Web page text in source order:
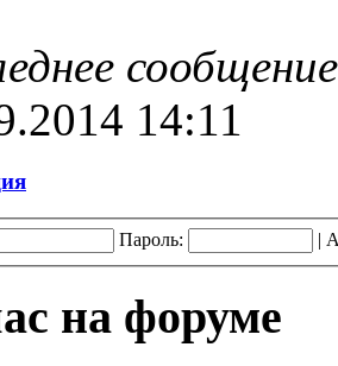
сообщение
14:11
Пароль: |
на форуме